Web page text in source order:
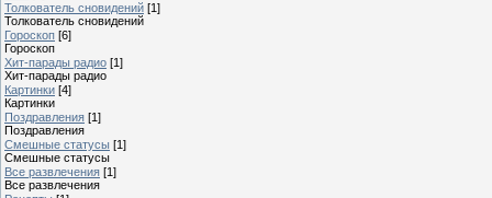
Толкователь сновидений [1]
Толкователь сновидений
Гороскоп [6]
Гороскоп
Хит-парады радио [1]
Хит-парады радио
Картинки [4]
Картинки
Поздравления [1]
Поздравления
Смешные статусы [1]
Смешные статусы
Все развлечения [1]
Все развлечения